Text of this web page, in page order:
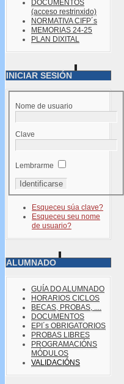
DOCUMENTOS
(acceso restrinxido)
NORMATIVA CIFP´s
MEMORIAS 24-25
PLAN DIXITAL
INICIAR SESIÓN
Nome de usuario
Clave
Lembrarme
Esqueceu súa clave?
Esqueceu seu nome
de usuario?
ALUMNADO
GUÍA DO ALUMNADO
HORARIOS CICLOS
BECAS, PROBAS, ....
DOCUMENTOS
EPI´s OBRIGATORIOS
PROBAS LIBRES
PROGRAMACIÓNS
MÓDULOS
VALIDACIÓNS